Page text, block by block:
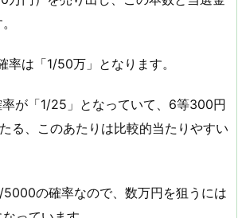
率は「1/50万」となります。
が「1/25」となっていて、6等300円
る、このあたりは比較的当たりやすい
の確率なので、数万円を狙うには